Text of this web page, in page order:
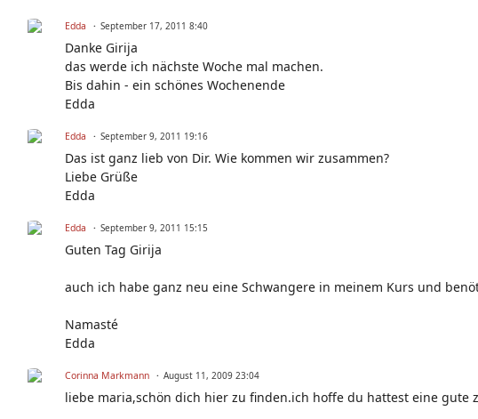
Edda September 17, 2011 8:40
Danke Girija
das werde ich nächste Woche mal machen.
Bis dahin - ein schönes Wochenende
Edda
Edda September 9, 2011 19:16
Das ist ganz lieb von Dir. Wie kommen wir zusammen?
Liebe Grüße
Edda
Edda September 9, 2011 15:15
Guten Tag Girija
auch ich habe ganz neu eine Schwangere in meinem Kurs und
Namasté
Edda
Corinna Markmann August 11, 2009 23:04
liebe maria,schön dich hier zu finden.ich hoffe du hattest eine